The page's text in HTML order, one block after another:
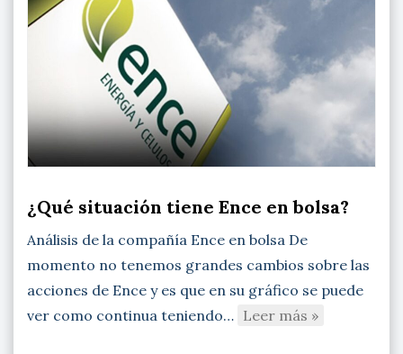
¿Qué situación tiene Ence en bolsa?
Análisis de la compañía Ence en bolsa De
momento no tenemos grandes cambios sobre las
acciones de Ence y es que en su gráfico se puede
ver como continua teniendo… Leer más »